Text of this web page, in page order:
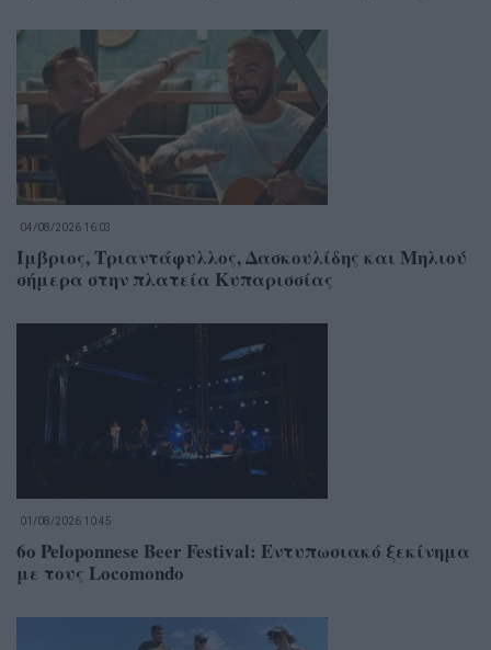
04/08/2026 16:03
Ίμβριος, Τριαντάφυλλος, Δασκουλίδης και Μηλιού
σήμερα στην πλατεία Κυπαρισσίας
01/08/2026 10:45
6o Peloponnese Beer Festival: Εντυπωσιακό ξεκίνημα
με τους Locomondo